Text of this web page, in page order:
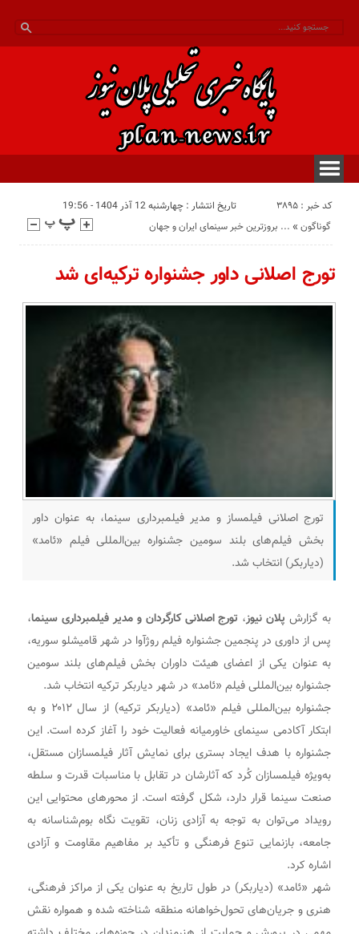
کد خبر : 3895
تاریخ انتشار : چهارشنبه 12 آذر 1404 - 19:56
بروزترین خبر سینمای ایران و جهان ... « گوناگون
تورج اصلانی داور جشنواره ترکیه‌ای شد
تورج اصلانی فیلمساز و مدیر فیلمبرداری سینما، به عنوان داور
بخش فیلم‌های بلند سومین جشنواره بین‌المللی فیلم «ئامد»
(دیاربکر) انتخاب شد.
به گزارش پلان نیوز، تورج اصلانی کارگردان و مدیر فیلمبرداری سینما،
پس از داوری در پنجمین جشنواره فیلم روژآوا در شهر قامیشلو سوریه،
به عنوان یکی از اعضای هیئت داوران بخش فیلم‌های بلند سومین
جشنواره بین‌المللی فیلم «ئامد» در شهر دیاربکر ترکیه انتخاب شد.
جشنواره بین‌المللی فیلم «ئامد» (دیاربکر ترکیه) از سال ۲۰۱۲ و به
ابتکار آکادمی سینمای خاورمیانه فعالیت خود را آغاز کرده است. این
جشنواره با هدف ایجاد بستری برای نمایش آثار فیلمسازان مستقل،
به‌ویژه فیلمسازان کُرد که آثارشان در تقابل با مناسبات قدرت و سلطه
صنعت سینما قرار دارد، شکل گرفته است. از محورهای محتوایی این
رویداد می‌توان به توجه به آزادی زنان، تقویت نگاه بوم‌شناسانه به
جامعه، بازنمایی تنوع فرهنگی و تأکید بر مفاهیم مقاومت و آزادی
اشاره کرد.
شهر «ئامد» (دیاربکر) در طول تاریخ به‌ عنوان یکی از مراکز فرهنگی،
هنری و جریان‌های تحول‌خواهانه منطقه شناخته شده و همواره نقش